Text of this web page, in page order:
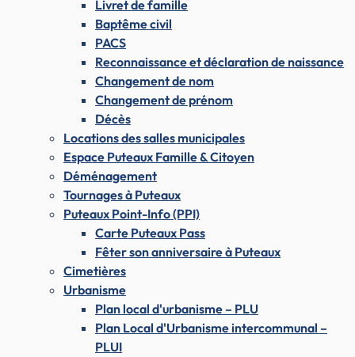
Livret de famille
Baptême civil
PACS
Reconnaissance et déclaration de naissance
Changement de nom
Changement de prénom
Décès
Locations des salles municipales
Espace Puteaux Famille & Citoyen
Déménagement
Tournages à Puteaux
Puteaux Point-Info (PPI)
Carte Puteaux Pass
Fêter son anniversaire à Puteaux
Cimetières
Urbanisme
Plan local d'urbanisme – PLU
Plan Local d'Urbanisme intercommunal –
PLUI